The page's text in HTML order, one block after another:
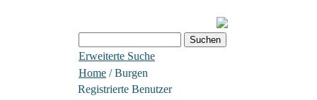
Erweiterte Suche
Home / Burgen
Registrierte Benutzer